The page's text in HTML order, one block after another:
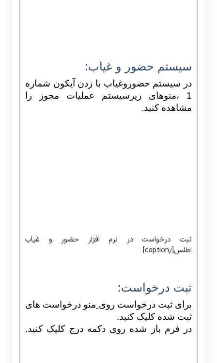
سیستم حضور و غیاب:
در سیستم حضوروغیاب با زدن آیکون شماره
1 ،منوهای زیرسیستم عملیات مجوز را
مشاهده کنید.
ثبت درخواست در نرم افزار حضور و غیاب
اطلس[/caption]
ثبت درخواست:
برای ثبت درخواست روی ِمنو درخواست های
ثبت شده کلیک کنید.
در فرم باز شده روی دکمه درج کلیک کنید.